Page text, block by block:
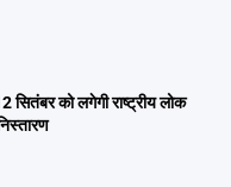
को लगेगी राष्ट्रीय लोक